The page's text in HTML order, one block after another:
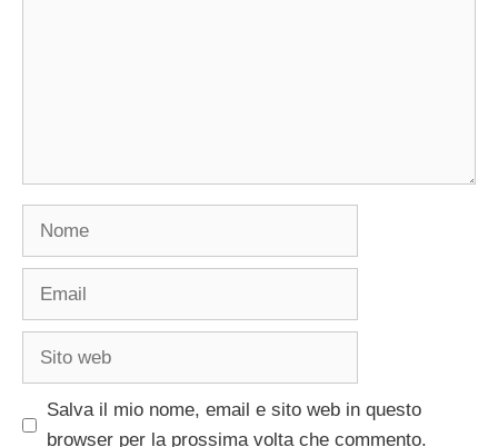
Nome
Email
Sito
Salva il mio nome, email e sito web in questo
browser per la prossima volta che commento.